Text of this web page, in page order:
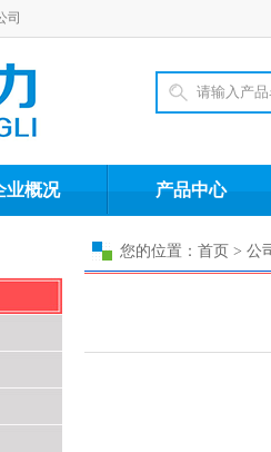
司
业概况 产品中心
您的位置：首页 > 公